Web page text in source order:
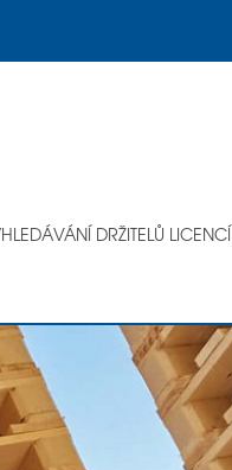
DRŽITELŮ LICENCÍ